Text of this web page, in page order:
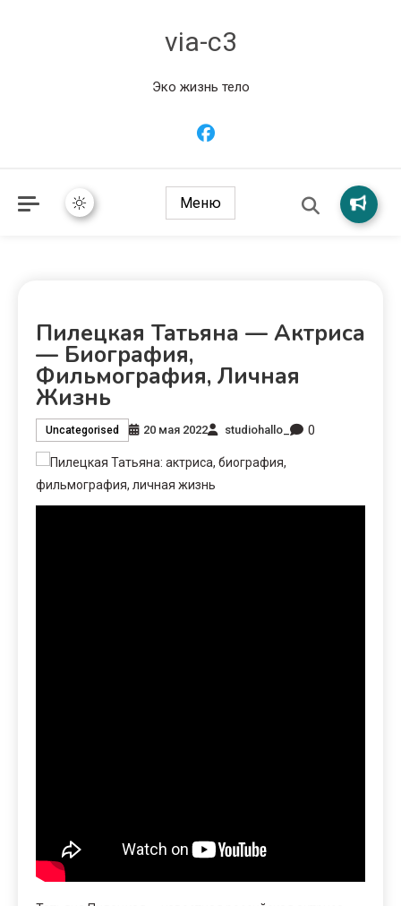
via-c3
Эко жизнь тело
Меню
Пилецкая Татьяна — Актриса
— Биография,
Фильмография, Личная
Жизнь
Uncategorised 20 мая 2022 studiohallo_ 0